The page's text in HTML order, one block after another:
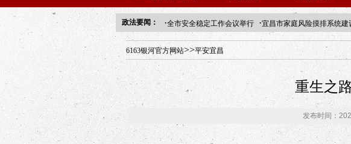
政法要闻： ·全市安全稳定工作会议举行 ·宜昌市家庭风险摸排系统建
年“招才兴业”事业单位人才引进·北京站人民大学入校工作
6163银河官方网站>>平安宜昌
重生之
发布时间：